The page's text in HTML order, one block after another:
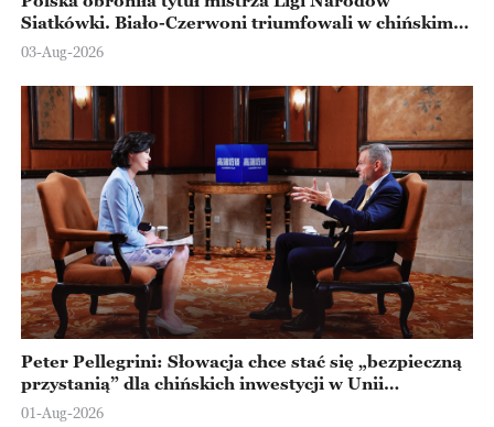
Siatkówki. Biało-Czerwoni triumfowali w chińskim
Ningbo
03-Aug-2026
Peter Pellegrini: Słowacja chce stać się „bezpieczną
przystanią” dla chińskich inwestycji w Unii
Europejskiej
01-Aug-2026